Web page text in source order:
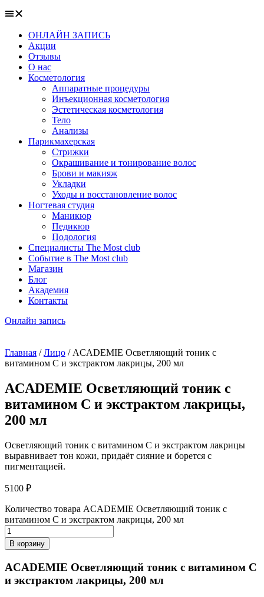
ОНЛАЙН ЗАПИСЬ
Акции
Отзывы
О нас
Косметология
Аппаратные процедуры
Инъекционная косметология
Эстетическая косметология
Тело
Анализы
Парикмахерская
Стрижки
Окрашивание и тонирование волос
Брови и макияж
Укладки
Уходы и восстановление волос
Ногтевая студия
Маникюр
Педикюр
Подология
Специалисты The Most club
Событие в The Most club
Магазин
Блог
Академия
Контакты
Онлайн запись
Главная /Лицо / ACADEMIE Осветляющий тоник с
витамином C и экстрактом лакрицы, 200 мл
ACADEMIE Осветляющий тоник с
витамином C и экстрактом лакрицы,
200 мл
Осветляющий тоник с витамином C и экстрактом лакрицы
выравнивает тон кожи, придаёт сияние и борется с
пигментацией.
5100 ₽
Количество товара ACADEMIE Осветляющий тоник с
витамином C и экстрактом лакрицы, 200 мл
В корзину
ACADEMIE Осветляющий тоник с витамином C
и экстрактом лакрицы, 200 мл